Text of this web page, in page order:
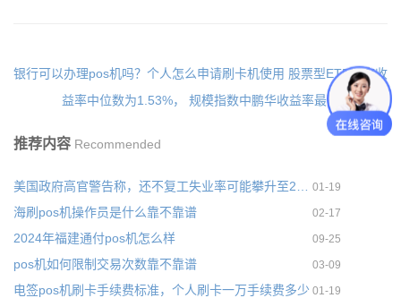
银行可以办理pos机吗？个人怎么申请刷卡机使用 股票型ETF周度收
益率中位数为1.53%， 规模指数中鹏华收益率最高
推荐内容 Recommended
01-19
海刷pos机操作员是什么靠不靠谱 02-17
2024年福建通付pos机怎么样 09-25
pos机如何限制交易次数靠不靠谱 03-09
电签pos机刷卡手续费标准，个人刷卡一万手续费多少 01-19